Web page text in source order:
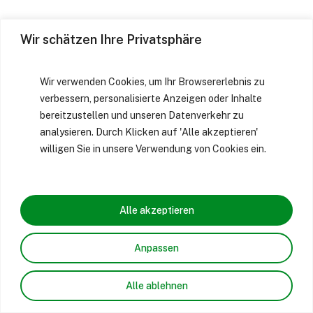
Wir schätzen Ihre Privatsphäre
Wir verwenden Cookies, um Ihr Browsererlebnis zu
verbessern, personalisierte Anzeigen oder Inhalte
bereitzustellen und unseren Datenverkehr zu
analysieren. Durch Klicken auf 'Alle akzeptieren'
willigen Sie in unsere Verwendung von Cookies ein.
Anpassen
Alle ablehnen
Alle akzeptieren